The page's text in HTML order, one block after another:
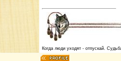
Когда люди уходят - отпускай.